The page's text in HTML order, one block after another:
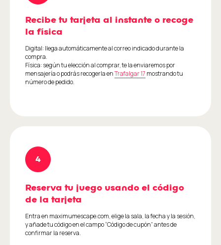
Recibe tu tarjeta al instante o recoge
la física
Digital: llega automáticamente al correo indicado durante la
compra.
Física: según tu elección al comprar, te la enviaremos por
mensajería o podrás recogerla enTrafalgar 17 mostrando tu
número de pedido.
Reserva tu juego usando el código
de la tarjeta
Entra en maximumescape.com, elige la sala, la fecha y la sesión,
y añade tu código en el campo “Código de cupón” antes de
confirmar la reserva.